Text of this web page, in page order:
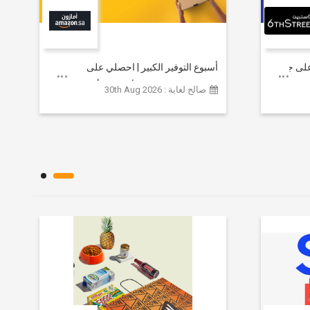
يصل إلى 80% على جميع
أسبوع التوفير الكبير | احصلي على
مستلزمات التجميل الأساسية بأسعار تبدأ
صالح لغاية : 30th Aug 2026